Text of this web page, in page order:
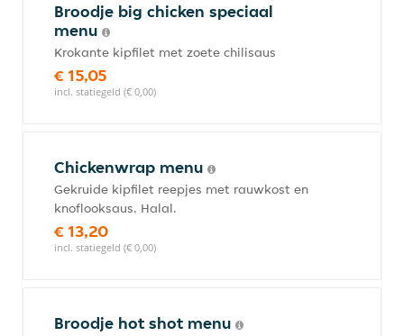
Broodje big chicken speciaal
menu
Krokante kipfilet met zoete chilisaus
€ 15,05
incl. statiegeld (€ 0,00)
Chickenwrap menu
Gekruide kipfilet reepjes met rauwkost en
knoflooksaus. Halal.
€ 13,20
incl. statiegeld (€ 0,00)
Broodje hot shot menu